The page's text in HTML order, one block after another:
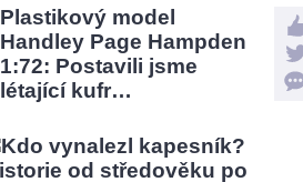
Plastikový model
Handley Page Hampden
1:72: Postavili jsme
létající kufr…